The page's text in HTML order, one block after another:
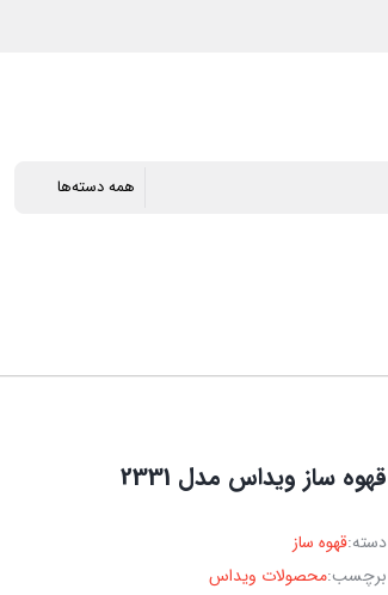
قهوه ساز ویداس مدل 2331
دسته:قهوه ساز
برچسب:محصولات ویداس